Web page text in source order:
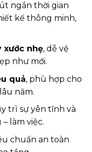
ngắn thời gian
kế thông minh,
xước nhẹ, dễ vệ
như mới.
quả, phù hợp cho
năm.
trì sự yên tĩnh và
làm việc.
chuẩn an toàn